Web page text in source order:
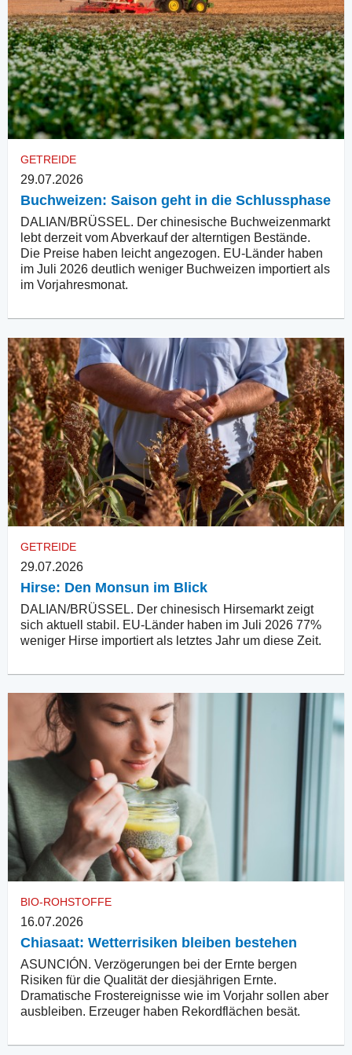
GETREIDE
29.07.2026
Buchweizen: Saison geht in die Schlussphase
DALIAN/BRÜSSEL. Der chinesische Buchweizenmarkt
lebt derzeit vom Abverkauf der alterntigen Bestände.
Die Preise haben leicht angezogen. EU-Länder haben
im Juli 2026 deutlich weniger Buchweizen importiert als
im Vorjahresmonat.
GETREIDE
29.07.2026
Hirse: Den Monsun im Blick
DALIAN/BRÜSSEL. Der chinesisch Hirsemarkt zeigt
sich aktuell stabil. EU-Länder haben im Juli 2026 77%
weniger Hirse importiert als letztes Jahr um diese Zeit.
BIO-ROHSTOFFE
16.07.2026
Chiasaat: Wetterrisiken bleiben bestehen
ASUNCIÓN. Verzögerungen bei der Ernte bergen
Risiken für die Qualität der diesjährigen Ernte.
Dramatische Frostereignisse wie im Vorjahr sollen aber
ausbleiben. Erzeuger haben Rekordflächen besät.